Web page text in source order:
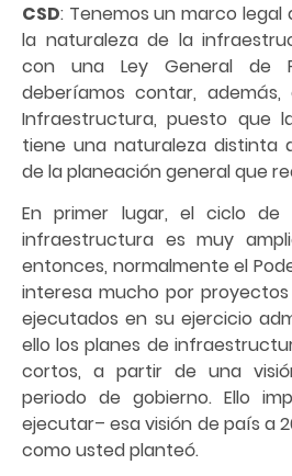
CSD: Tenemos un marco legal
la naturaleza de la
con una Ley General de
deberíamos contar,
Infraestructura, puesto que
tiene una naturaleza distinta
de la planeación general que
En primer lugar, el ciclo de
infraestructura es muy
entonces, normalmente el
interesa mucho por
ejecutados en su ejercicio
ello los planes de
cortos, a partir de una
periodo de gobierno. Ello
ejecutar– esa visión de país a
como usted planteó.